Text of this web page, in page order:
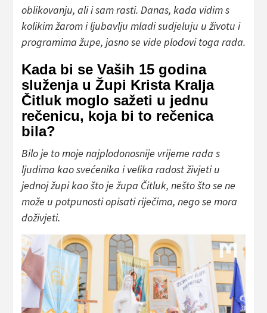
oblikovanju, ali i sam rasti. Danas, kada vidim s
kolikim žarom i ljubavlju mladi sudjeluju u životu i
programima župe, jasno se vide plodovi toga rada.
Kada bi se Vaših 15 godina
služenja u Župi Krista Kralja
Čitluk moglo sažeti u jednu
rečenicu, koja bi to rečenica
bila?
Bilo je to moje najplodonosnije vrijeme rada s
ljudima kao svećenika i velika radost živjeti u
jednoj župi kao što je župa Čitluk, nešto što se ne
može u potpunosti opisati riječima, nego se mora
doživjeti.